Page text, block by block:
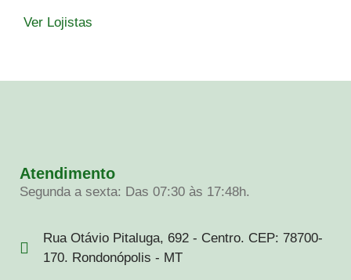
Ver Lojistas
Atendimento
Segunda a sexta: Das 07:30 às 17:48h.
Rua Otávio Pitaluga, 692 - Centro. CEP: 78700-
170. Rondonópolis - MT